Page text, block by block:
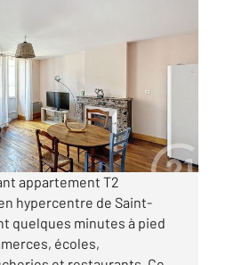
vendre
€
appartement T2
hypercentre de Saint-
quelques minutes à pied
écoles,